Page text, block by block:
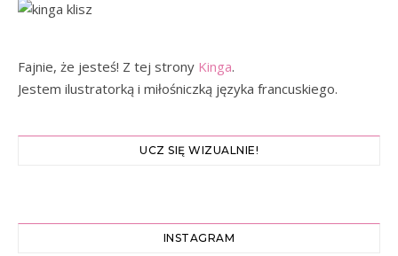
Fajnie, że jesteś! Z tej strony Kinga.
Jestem ilustratorką i miłośniczką języka francuskiego.
UCZ SIĘ WIZUALNIE!
INSTAGRAM